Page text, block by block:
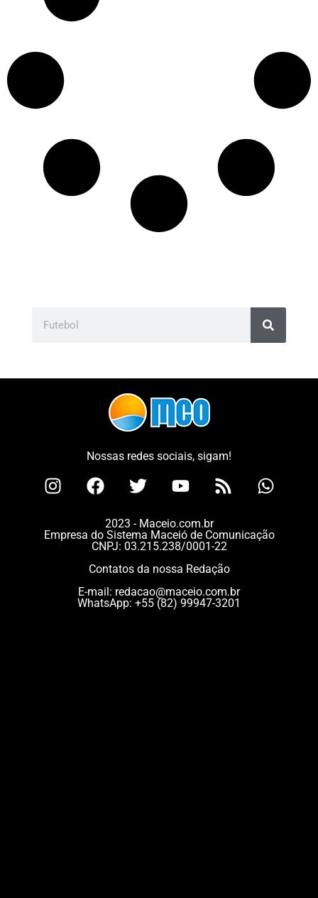
Nossas redes sociais, sigam!
2023 - Maceio.com.br
Empresa do Sistema Maceió de Comunicação
CNPJ: 03.215.238/0001-22
Contatos da nossa Redação
E-mail: redacao@maceio.com.br
WhatsApp: +55 (82) 99947-3201